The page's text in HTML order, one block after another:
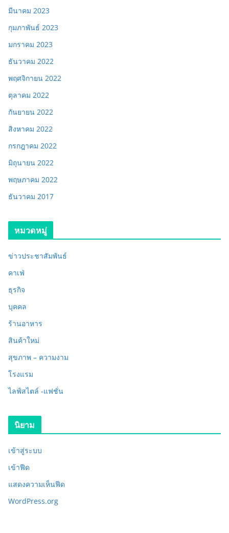
มีนาคม 2023
กุมภาพันธ์ 2023
มกราคม 2023
ธันวาคม 2022
พฤศจิกายน 2022
ตุลาคม 2022
กันยายน 2022
สิงหาคม 2022
กรกฎาคม 2022
มิถุนายน 2022
พฤษภาคม 2022
ธันวาคม 2017
หมวดหมู่
ข่าวประชาสัมพันธ์
คาเฟ่
ธุรกิจ
บุคคล
ร้านอาหาร
สินค้าใหม่
สุขภาพ – ความงาม
โรงแรม
ไลฟ์สไตล์ -แฟชั่น
นิยาม
เข้าสู่ระบบ
เข้าฟีด
แสดงความเห็นฟีด
WordPress.org